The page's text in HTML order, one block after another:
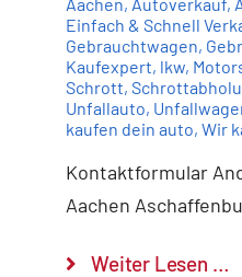
Einfach & Schnell
Gebrauchtwagen,
Kaufexpert, lkw,
Schrott,
Unfallauto,
kaufen dein auto, Wir
Kontaktformular
Aachen
Weiter Lesen …